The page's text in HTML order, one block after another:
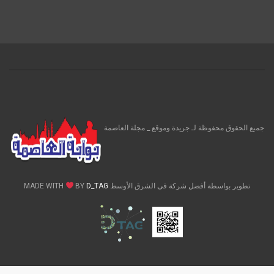
جميع الحقوق محفوظة لـ جريدة وموقع _ مجلة العاصمة
تطوير بواسطة أفضل شركة فى الشرق الأوسط MADE WITH BY D_TAG